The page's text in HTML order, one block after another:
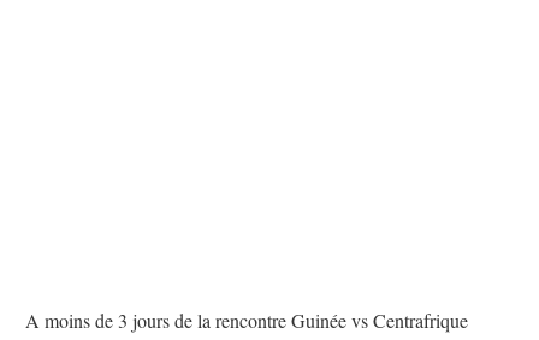
A moins de 3 jours de la rencontre Guinée vs Centrafrique